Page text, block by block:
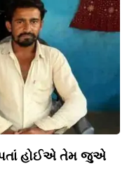
હોઈએ તેમ જુએ